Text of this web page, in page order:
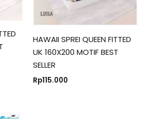
HAWAII SPREI QUEEN FITTED
UK 160X200 MOTIF BEST
SELLER
Rp115.000